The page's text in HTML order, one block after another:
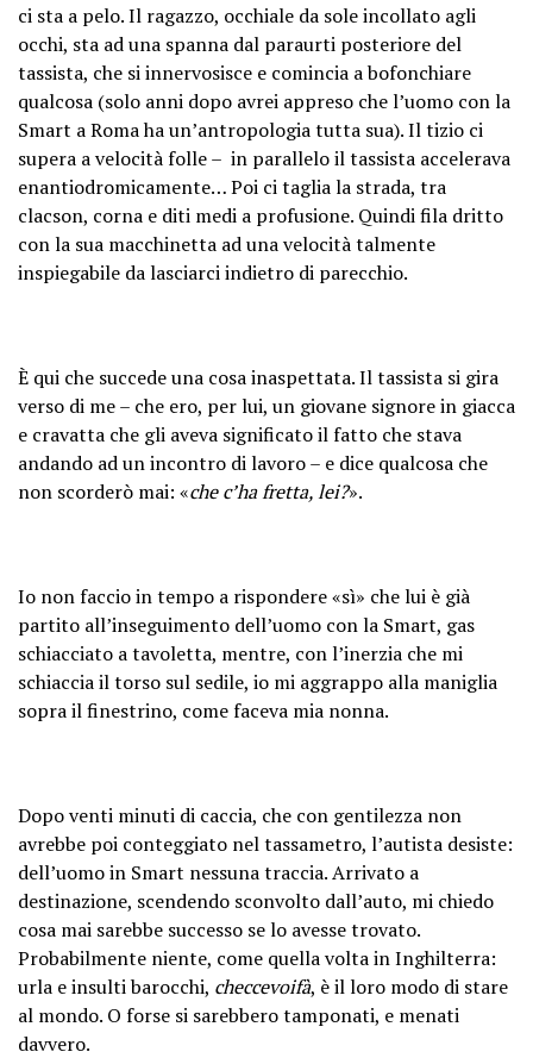
ci sta a pelo. Il ragazzo, occhiale da sole incollato agli
occhi, sta ad una spanna dal paraurti posteriore del
tassista, che si innervosisce e comincia a bofonchiare
qualcosa (solo anni dopo avrei appreso che l’uomo con la
Smart a Roma ha un’antropologia tutta sua). Il tizio ci
supera a velocità folle – in parallelo il tassista accelerava
enantiodromicamente… Poi ci taglia la strada, tra
clacson, corna e diti medi a profusione. Quindi fila dritto
con la sua macchinetta ad una velocità talmente
inspiegabile da lasciarci indietro di parecchio.
È qui che succede una cosa inaspettata. Il tassista si gira
verso di me – che ero, per lui, un giovane signore in giacca
e cravatta che gli aveva significato il fatto che stava
andando ad un incontro di lavoro – e dice qualcosa che
non scorderò mai: «che c’ha fretta, lei?».
Io non faccio in tempo a rispondere «sì» che lui è già
partito all’inseguimento dell’uomo con la Smart, gas
schiacciato a tavoletta, mentre, con l’inerzia che mi
schiaccia il torso sul sedile, io mi aggrappo alla maniglia
sopra il finestrino, come faceva mia nonna.
Dopo venti minuti di caccia, che con gentilezza non
avrebbe poi conteggiato nel tassametro, l’autista desiste:
dell’uomo in Smart nessuna traccia. Arrivato a
destinazione, scendendo sconvolto dall’auto, mi chiedo
cosa mai sarebbe successo se lo avesse trovato.
Probabilmente niente, come quella volta in Inghilterra:
urla e insulti barocchi, checcevoifà, è il loro modo di stare
al mondo. O forse si sarebbero tamponati, e menati
davvero.